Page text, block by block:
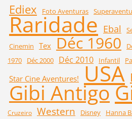
Ediex Foto Aventuras
Raridade Ebal
Cinemin Tex Déc 1960
1970
Déc 2000 Déc 2010 Infantil
Star Cine Aventures! USA
Gibi Antigo
Cruzeiro Western Disney Hanna